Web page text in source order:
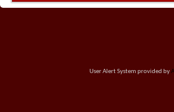
User Alert System provided by